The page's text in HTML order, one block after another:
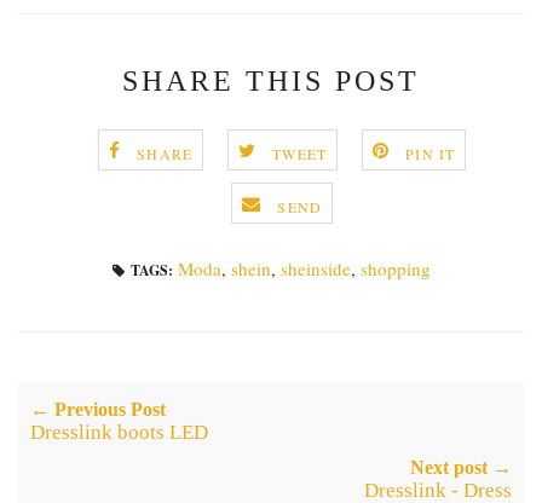
SHARE THIS POST
SHARE TWEET PIN IT
SEND
TAGS: Moda, shein, sheinside, shopping
← Previous Post
Dresslink boots LED
Next post →
Dresslink - Dress